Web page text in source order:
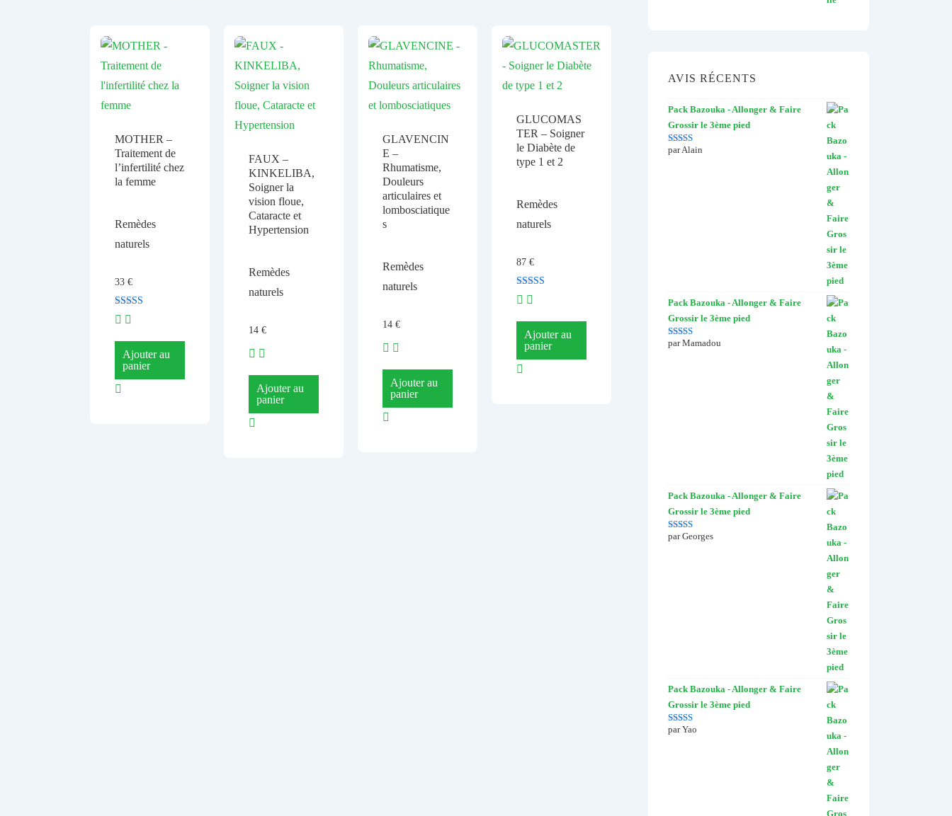
MOTHER –
Traitement de
l’infertilité chez
la femme
Remèdes
naturels
33 €
Note
5.00
Ajouter au
panier
FAUX –
KINKELIBA,
Soigner la
vision floue,
Cataracte et
Hypertension
Remèdes
naturels
14 €
Ajouter au
panier
GLAVENCIN
E –
Rhumatisme,
Douleurs
articulaires et
lombosciatique
s
Remèdes
naturels
14 €
Ajouter au
panier
GLUCOMAS
TER – Soigner
le Diabète de
type 1 et 2
Remèdes
naturels
87 €
Note
4.50
Ajouter au
panier
AVIS RÉCENTS
Pack Bazouka - Allonger & Faire
Grossir le 3ème pied
Note5sur 5
par Alain
Pack Bazouka - Allonger & Faire
Grossir le 3ème pied
Note5sur 5
par Mamadou
Pack Bazouka - Allonger & Faire
Grossir le 3ème pied
Note5sur 5
par Georges
Pack Bazouka - Allonger & Faire
Grossir le 3ème pied
Note4sur
par Yao